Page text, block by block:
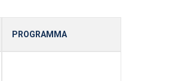
PROGRAMMA